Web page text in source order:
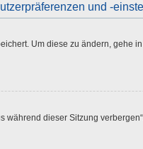
und -
Um diese zu ändern, gehe
dieser Sitzung